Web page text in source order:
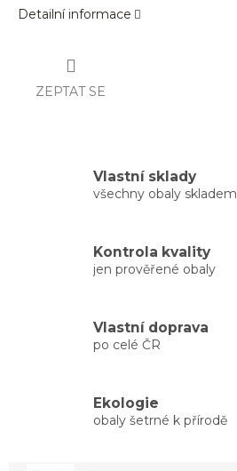
Detailní informace
ZEPTAT SE
Vlastní sklady
všechny obaly skladem
Kontrola kvality
jen prověřené obaly
Vlastní doprava
po celé ČR
Ekologie
obaly šetrné k přírodě